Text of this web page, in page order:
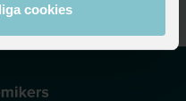
cookies